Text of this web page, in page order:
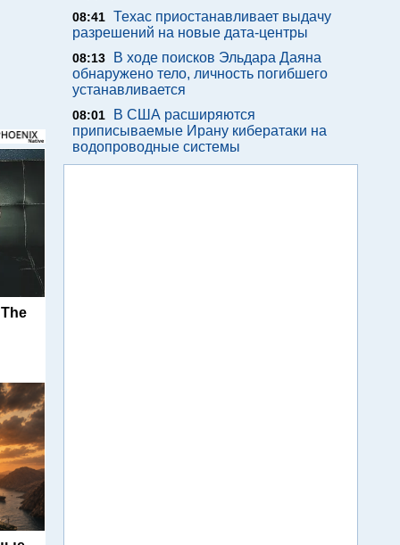
08:41 Техас приостанавливает выдачу
разрешений на новые дата-центры
08:13
В ходе поисков Эльдара Даяна
обнаружено тело, личность погибшего
устанавливается
08:01
В США расширяются
приписываемые Ирану кибератаки на
водопроводные системы